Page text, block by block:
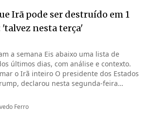
Irã pode ser destruído em 1
'talvez nesta terça'
abaixo uma lista de
últimos dias, com análise e contexto.
O presidente dos Estados
declarou nesta segunda-feira
Ferro